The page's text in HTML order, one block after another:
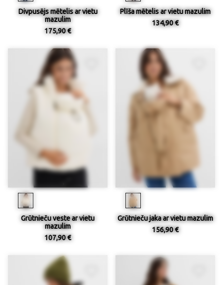
Divpusējs mētelis ar vietu
mazulim
175,90 €
Plīša mētelis ar vietu mazulim
134,90 €
Grūtnieču veste ar vietu
mazulim
107,90 €
Grūtnieču jaka ar vietu mazulim
156,90 €